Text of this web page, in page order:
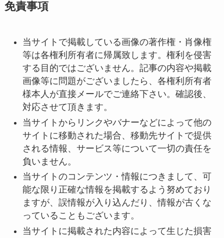
免責事項
当サイトで掲載している画像の著作権・肖像権
等は各権利所有者に帰属致します。権利を侵害
する目的ではございません。記事の内容や掲載
画像等に問題がございましたら、各権利所有者
様本人が直接メールでご連絡下さい。確認後、
対応させて頂きます。
当サイトからリンクやバナーなどによって他の
サイトに移動された場合、移動先サイトで提供
される情報、サービス等について一切の責任を
負いません。
当サイトのコンテンツ・情報につきまして、可
能な限り正確な情報を掲載するよう努めており
ますが、誤情報が入り込んだり、情報が古くな
っていることもございます。
当サイトに掲載された内容によって生じた損害